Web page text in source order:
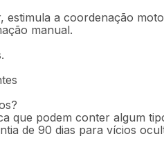
estimula a coordenação
manual.
que podem conter algum
de 90 dias para vícios